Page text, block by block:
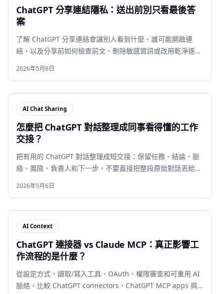
ChatGPT 分享連結隱私：送出前別只看最後答
案
了解 ChatGPT 分享連結會讓別人看到什麼、誰可能開啟連
結，以及分享前如何檢查前文、刪除敏感資訊或改用乾淨逐字
2026年5月6日
AI Chat Sharing
怎麼把 ChatGPT 對話整理成同事看得懂的工作
交接？
把有用的 ChatGPT 對話整理成短交接：保留任務、結論、脈
絡、風險、負責人和下一步，不要直接把整段原始對話丟給同
2026年5月6日
AI Context
ChatGPT 連接器 vs Claude MCP：真正影響工
作流程的是什麼？
從設定方式、讀取/寫入工具、OAuth、權限審查和可重用 AI
脈絡，比較 ChatGPT connectors、ChatGPT MCP apps 與